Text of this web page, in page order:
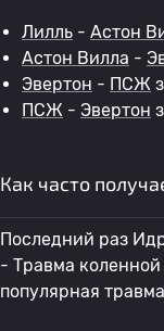
Лилль - Астон
Астон Вилла -
Эвертон - ПСЖ
ПСЖ - Эвертон
Как часто
Последний раз
- Травма
популярная